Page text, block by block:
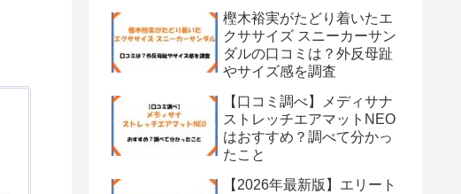
樫木裕実がたどり着いたエ
クササイズ スニーカーサン
ダルの口コミは？外反母趾
やサイズ感を調査
【口コミ調べ】メディサナ
ストレッチエアマットNEO
はおすすめ？調べて分かっ
たこと
【2026年最新版】エリート